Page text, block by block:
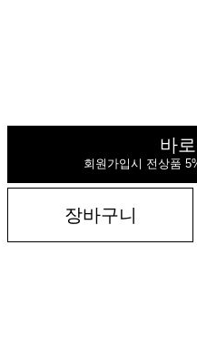
바
회원가입시 전상품
장바구니